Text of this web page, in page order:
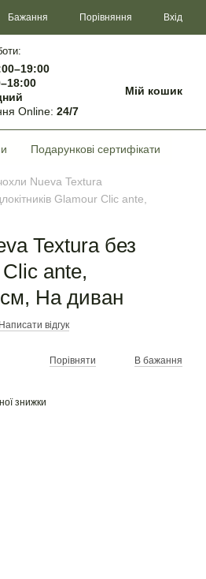
Бажання Порівняння Вхід
Online: 24/7
Мій кошик
Подарункові сертифікати
Nueva Textura
Glamour Clic ante,
Textura без
Clic ante,
На диван
Написати відгук
Порівняти В бажання
знижки